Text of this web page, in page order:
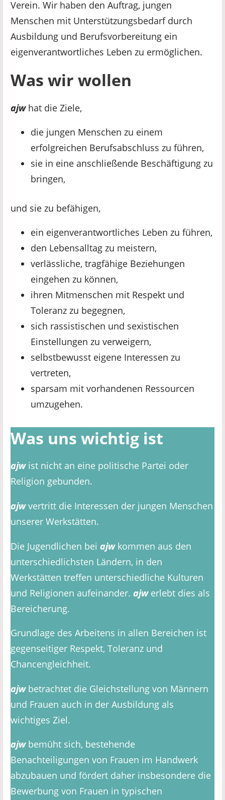
als Informationsquelle.
Verein. Wir haben den Auftrag, jungen
Menschen mit Unterstützungsbedarf durch
Ausbildung und Berufsvorbereitung ein
eigenverantwortliches Leben zu ermöglichen.
Was wir wollen
ajwhat die Ziele,
die jungen Menschen zu einem
erfolgreichen Berufsabschluss zu führen,
sie in eine anschließende Beschäftigung zu
bringen,
und sie zu befähigen,
ein eigenverantwortliches Leben zu führen,
den Lebensalltag zu meistern,
verlässliche, tragfähige Beziehungen
eingehen zu können,
ihren Mitmenschen mit Respekt und
Toleranz zu begegnen,
sich rassistischen und sexistischen
Einstellungen zu verweigern,
selbstbewusst eigene Interessen zu
vertreten,
sparsam mit vorhandenen Ressourcen
umzugehen.
Was uns wichtig ist
ajwist nicht an eine politische Partei oder
Religion gebunden.
ajwvertritt die Interessen der jungen Menschen
unserer Werkstätten.
Die Jugendlichen bei ajwkommen aus den
unterschiedlichsten Ländern, in den
Werkstätten treffen unterschiedliche Kulturen
und Religionen aufeinander. ajwerlebt dies als
Bereicherung.
Grundlage des Arbeitens in allen Bereichen ist
gegenseitiger Respekt, Toleranz und
Chancengleichheit.
ajw betrachtet die Gleichstellung von Männern
und Frauen auch in der Ausbildung als
wichtiges Ziel.
ajwbemüht sich, bestehende
Benachteiligungen von Frauen im Handwerk
abzubauen und fördert daher insbesondere die
Bewerbung von Frauen in typischen